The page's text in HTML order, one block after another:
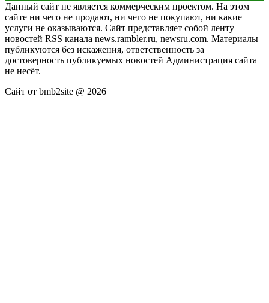
Данный сайт не является коммерческим проектом. На этом
сайте ни чего не продают, ни чего не покупают, ни какие
услуги не оказываются. Сайт представляет собой ленту
новостей RSS канала news.rambler.ru, newsru.com. Материалы
публикуются без искажения, ответственность за
достоверность публикуемых новостей Администрация сайта
не несёт.
Сайт от bmb2site @ 2026